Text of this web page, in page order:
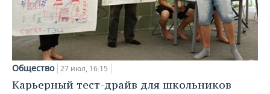
Общество 27 июл, 16:15
Карьерный тест-драйв для школьников